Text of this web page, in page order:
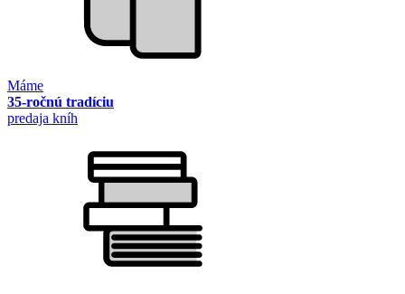
Máme
35-ročnú tradíciu
predaja kníh